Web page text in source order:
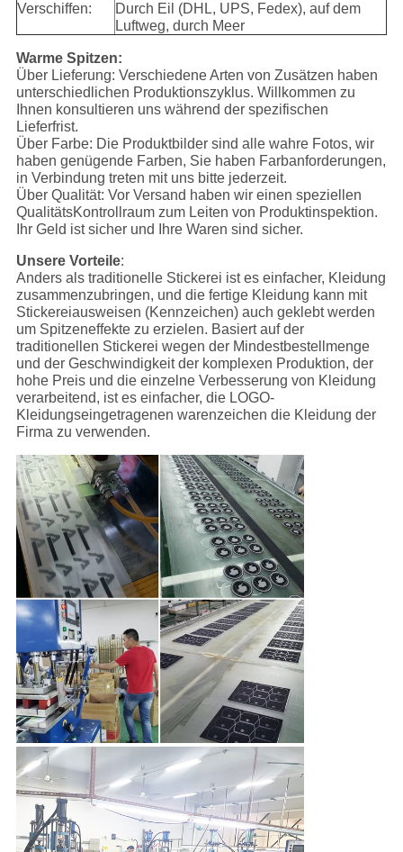
Verschiffen:
Durch Eil (DHL, UPS, Fedex), auf dem
Luftweg, durch Meer
Warme Spitzen:
Über Lieferung: Verschiedene Arten von Zusätzen haben
unterschiedlichen Produktionszyklus. Willkommen zu
Ihnen konsultieren uns während der spezifischen
Lieferfrist.
Über Farbe: Die Produktbilder sind alle wahre Fotos, wir
haben genügende Farben, Sie haben Farbanforderungen,
in Verbindung treten mit uns bitte jederzeit.
Über Qualität: Vor Versand haben wir einen speziellen
QualitätsKontrollraum zum Leiten von Produktinspektion.
Ihr Geld ist sicher und Ihre Waren sind sicher.
Unsere Vorteile:
Anders als traditionelle Stickerei ist es einfacher, Kleidung
zusammenzubringen, und die fertige Kleidung kann mit
Stickereiausweisen (Kennzeichen) auch geklebt werden
um Spitzeneffekte zu erzielen. Basiert auf der
traditionellen Stickerei wegen der Mindestbestellmenge
und der Geschwindigkeit der komplexen Produktion, der
hohe Preis und die einzelne Verbesserung von Kleidung
verarbeitend, ist es einfacher, die LOGO-
Kleidungseingetragenen warenzeichen die Kleidung der
Firma zu verwenden.